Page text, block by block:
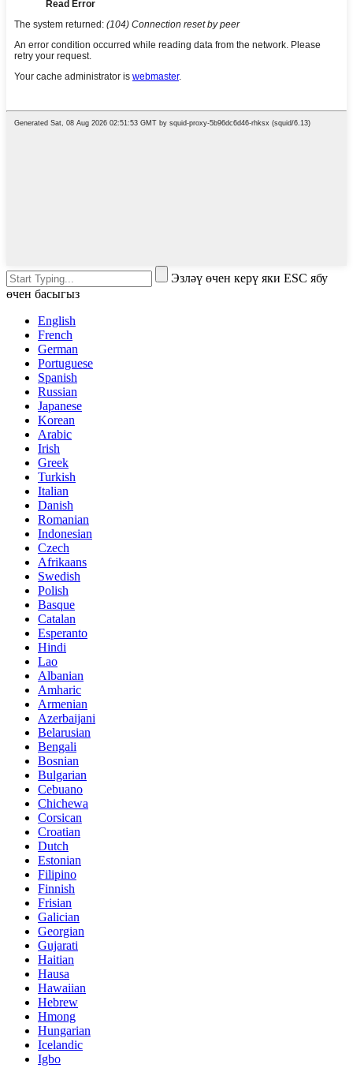
Эзләү өчен керү яки ESC ябу
өчен басыгыз
English
French
German
Portuguese
Spanish
Russian
Japanese
Korean
Arabic
Irish
Greek
Turkish
Italian
Danish
Romanian
Indonesian
Czech
Afrikaans
Swedish
Polish
Basque
Catalan
Esperanto
Hindi
Lao
Albanian
Amharic
Armenian
Azerbaijani
Belarusian
Bengali
Bosnian
Bulgarian
Cebuano
Chichewa
Corsican
Croatian
Dutch
Estonian
Filipino
Finnish
Frisian
Galician
Georgian
Gujarati
Haitian
Hausa
Hawaiian
Hebrew
Hmong
Hungarian
Icelandic
Igbo